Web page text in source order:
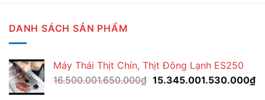
DANH SÁCH SẢN PHẨM
Máy Thái Thịt Chín, Thịt Đông Lạnh ES250
16.500.001.650.000₫ Giá
15.345.001.530.000₫